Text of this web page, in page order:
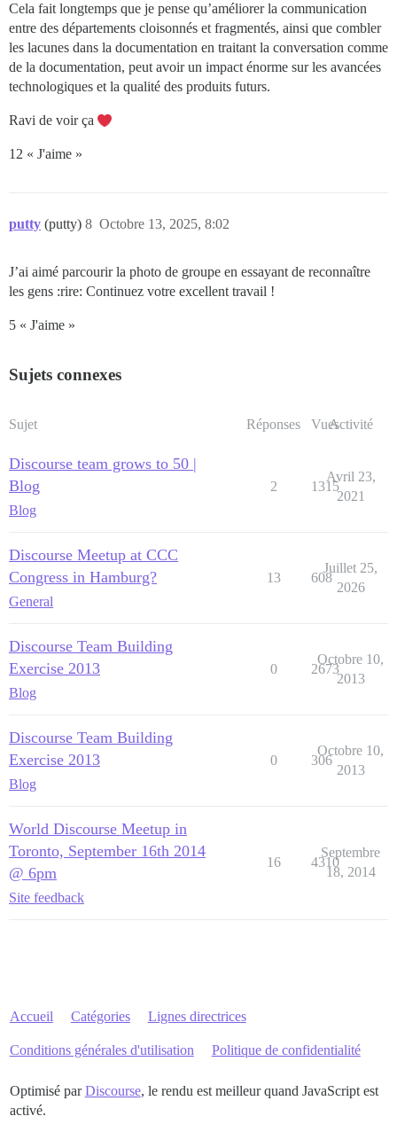
Cela fait longtemps que je pense qu’améliorer la communication
entre des départements cloisonnés et fragmentés, ainsi que combler
les lacunes dans la documentation en traitant la conversation comme
de la documentation, peut avoir un impact énorme sur les avancées
technologiques et la qualité des produits futurs.
Ravi de voir ça
12 « J'aime »
putty (putty) Octobre 13, 2025, 8:02
8
J’ai aimé parcourir la photo de groupe en essayant de reconnaître
les gens :rire: Continuez votre excellent travail !
5 « J'aime »
Sujets connexes
Sujet Réponses VuesActivité
Discourse team grows to 50 |
Blog
Blog
2 1315
Avril 23,
2021
Discourse Meetup at CCC
Congress in Hamburg?
General
13 608
Juillet 25,
2026
Discourse Team Building
Exercise 2013
Blog
0 2673
Octobre 10,
2013
Discourse Team Building
Exercise 2013
Blog
0 306
Octobre 10,
2013
World Discourse Meetup in
Toronto, September 16th 2014
@ 6pm
Site feedback
16 4310
Septembre
18, 2014
Accueil Catégories Lignes directrices
Conditions générales d'utilisation Politique de confidentialité
Optimisé parDiscourse, le rendu est meilleur quand JavaScript est
activé.